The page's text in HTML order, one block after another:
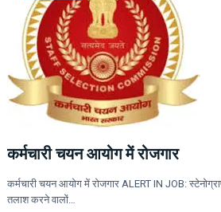
कर्मचारी चयन आयोग में रोजगार
कर्मचारी चयन आयोग में रोजगार ALERT IN JOB:
तलाश करने वालों…